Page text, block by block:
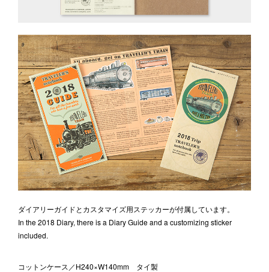
ダイアリーガイドとカスタマイズ用ステッカーが付属しています。
In the 2018 Diary, there is a Diary Guide and a customizing sticker
included.
コットンケース／H240×W140mm タイ製